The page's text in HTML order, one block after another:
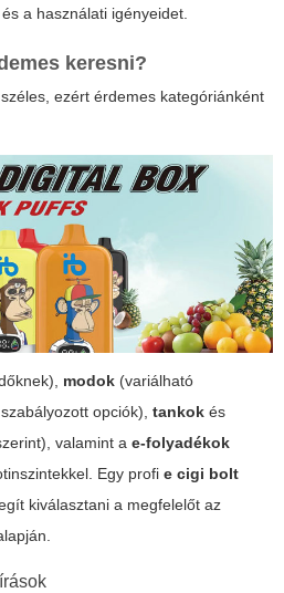
a használati igényeidet.
keresni?
ezért érdemes kategóriánként
modok (variálható
opciók), tankok és
valamint a e-folyadékok
Egy profi e cigi bolt
kiválasztani a megfelelőt az